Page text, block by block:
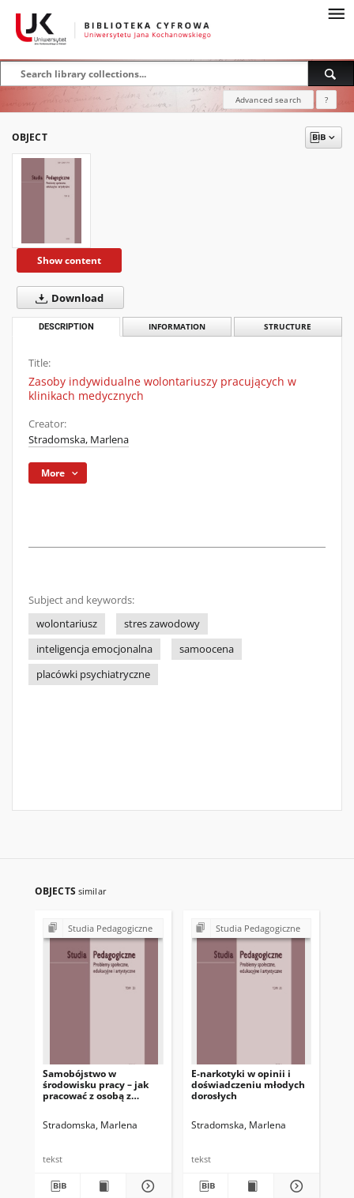
Advanced search ?
OBJECT
Show content
Download
DESCRIPTION INFORMATION STRUCTURE
Title:
Zasoby indywidualne wolontariuszy pracujących w
klinikach medycznych
Creator:
Stradomska, Marlena
More
Subject and keywords:
wolontariusz
stres zawodowy
inteligencja emocjonalna
samoocena
placówki psychiatryczne
OBJECTS similar
Studia Pedagogiczne
Samobójstwo w
środowisku pracy – jak
pracować z osobą z
Stradomska, Marlena
tekst
Studia Pedagogiczne
E-narkotyki w opinii i
doświadczeniu młodych
dorosłych
Stradomska, Marlena
tekst